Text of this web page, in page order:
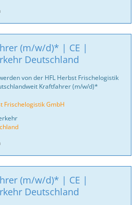
(m/w/d)* | CE |
Deutschland
von der HFL Herbst Frischelogistik
Kraftfahrer (m/w/d)*
Frischelogistik GmbH
(m/w/d)* | CE |
Deutschland